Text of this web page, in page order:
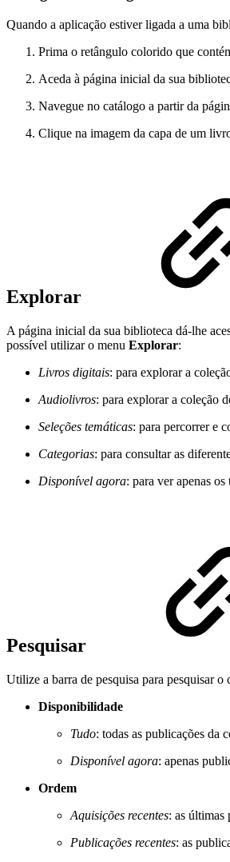
Quando a aplicação estiver ligada a uma
Prima o retângulo colorido que
Aceda à página inicial da sua
Navegue no catálogo a partir da
Clique na imagem da capa de um
Explorar
A página inicial da sua biblioteca dá-lhe
possível utilizar o menu Explorar:
Livros digitais: para explorar a
Audiolivros: para explorar a coleção
Seleções temáticas: para percorrer e
Categorias: para consultar as
Disponível agora: para ver apenas
Pesquisar
Utilize a barra de pesquisa para pesquisar
Disponibilidade
Tudo: todas as publicações da
Disponível agora: apenas
Ordem
Aquisições recentes: as últimas
Publicações recentes: as